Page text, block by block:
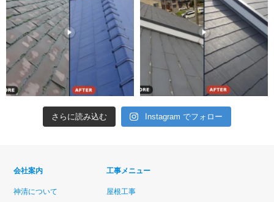
さらに読み込む Instagram でフォロー
会社案内
神清について
工事メニュー
屋根工事